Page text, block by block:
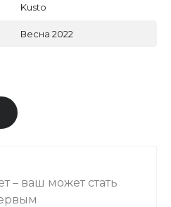
Kusto
Весна 2022
– ваш может стать